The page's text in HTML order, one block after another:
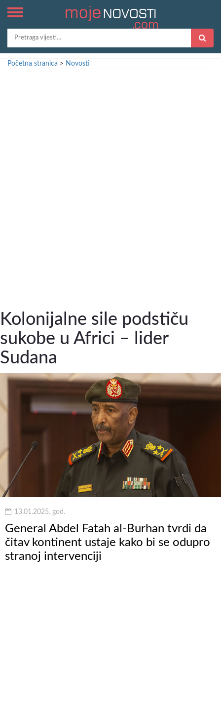
Početna stranica > Novosti
Kolonijalne sile podstiču
sukobe u Africi – lider
Sudana
13.01.2025. god.
General Abdel Fatah al-Burhan tvrdi da
čitav kontinent ustaje kako bi se odupro
stranoj intervenciji